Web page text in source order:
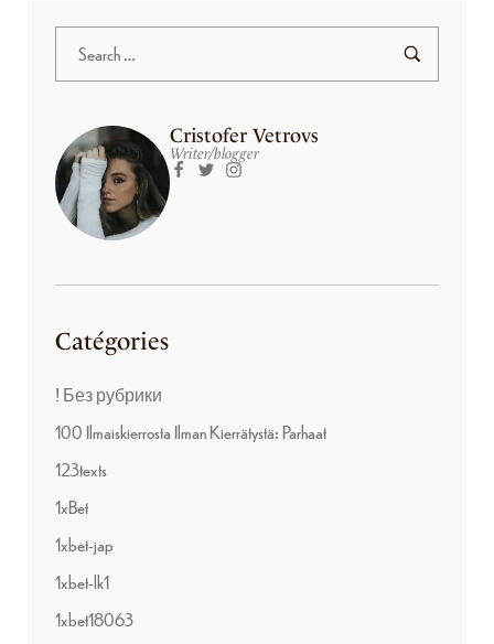
Cristofer Vetrovs
Writer/blogger
Catégories
! Без рубрики
100 Ilmaiskierrosta Ilman Kierrätystä: Parhaat
123texts
1xBet
1xbet-jap
1xbet-lk1
1xbet18063